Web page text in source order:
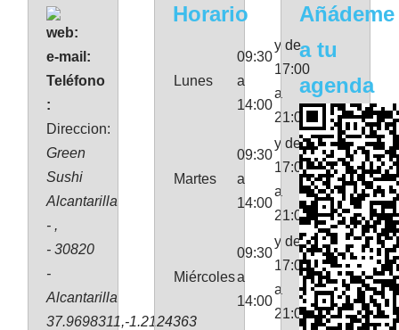
web:
e-mail:
Teléfono
:
Direccion:
Green
Sushi
Alcantarilla
- ,
- 30820
-
Alcantarilla
37.9698311,-1.2124363
Horario
Lunes
09:30
a
14:00
y de
17:00
a
21:00
Martes
09:30
a
14:00
y de
17:00
a
21:00
Miércoles
09:30
a
14:00
y de
17:00
a
21:00
Añádeme
a tu
agenda